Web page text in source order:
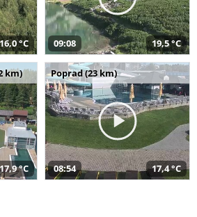
16,0 °C 09:08 19,5 °C
km)
17,9 °C
Poprad (23 km)
08:54 17,4 °C